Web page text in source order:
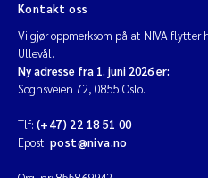
Kontakt oss
Vi gjør oppmerksom på at NIVA flytter
Ullevål.
Ny adresse fra 1. juni 2026 er:
Sognsveien 72, 0855 Oslo.
Tlf: (+47) 22 18 51 00
Epost: post@niva.no